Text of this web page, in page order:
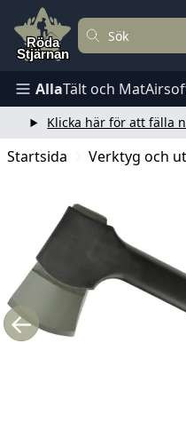
AllaTält och Mat
Klicka här för att fälla
Startsida Verktyg och
←